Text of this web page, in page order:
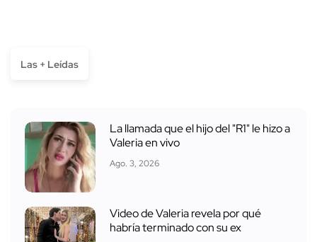
Las + Leídas
La llamada que el hijo del "R1" le hizo a
Valeria en vivo
Ago. 3, 2026
Video de Valeria revela por qué
habría terminado con su ex